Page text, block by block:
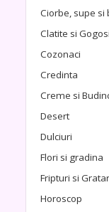
Ciorbe, supe si
Clatite si Gogosi
Cozonaci
Credinta
Creme si
Desert
Dulciuri
Flori si gradina
Fripturi si
Horoscop